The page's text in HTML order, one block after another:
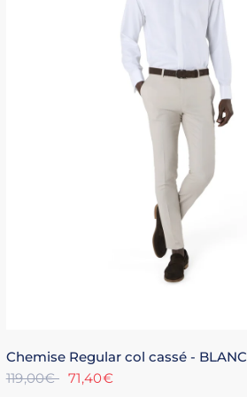
XS S L XL
Chemise Regular col cassé - BLANC
119,00€ 71,40€